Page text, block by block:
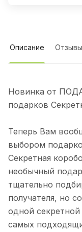
Описание Отзывы
Новинка от
подарков
Теперь Вам
выбором
Секретная
необычный
тщательно
получателя, но
одной
самых